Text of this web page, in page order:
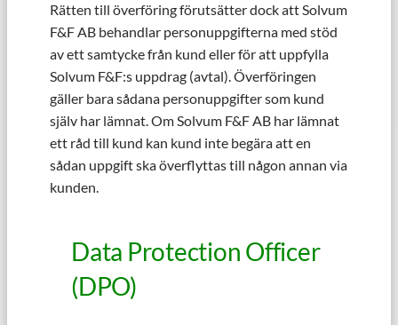
Rätten till överföring förutsätter dock att Solvum
F&F AB behandlar personuppgifterna med stöd
av ett samtycke från kund eller för att uppfylla
Solvum F&F:s uppdrag (avtal). Överföringen
gäller bara sådana personuppgifter som kund
själv har lämnat. Om Solvum F&F AB har lämnat
ett råd till kund kan kund inte begära att en
sådan uppgift ska överflyttas till någon annan via
kunden.
Data Protection Officer
(DPO)